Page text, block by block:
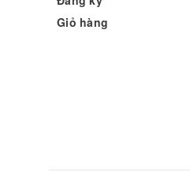
Giỏ hàng